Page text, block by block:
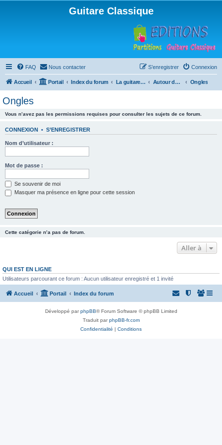
Guitare Classique
FAQ Nous contacter Connexion
S’enregistrer
Accueil Portail Index du forum La guitare : instrument, cours et théorie Autour de la guitare Ongles
Ongles
Vous n’avez pas les permissions requises pour consulter les sujets de ce forum.
CONNEXION • S’ENREGISTRER
Nom d’utilisateur :
Mot de passe :
Se souvenir de moi
Masquer ma présence en ligne pour cette session
Cette catégorie n’a pas de forum.
Aller à
QUI EST EN LIGNE
Utilisateurs parcourant ce forum : Aucun utilisateur enregistré et 1 invité
Accueil Portail Index du forum
Développé parphpBB® Forum Software © phpBB Limited
Traduit parphpBB-fr.com
Confidentialité | Conditions